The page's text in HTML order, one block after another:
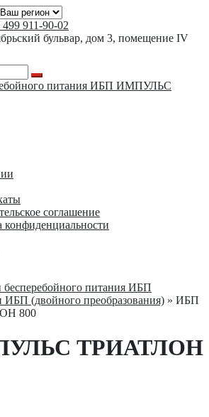
499 911-90-02
бульвар, дом 3, помещение IV
соглашение
конфиденциальности
питания ИБП
(двойного преобразования) » ИБП
800
ТРИАТЛОН